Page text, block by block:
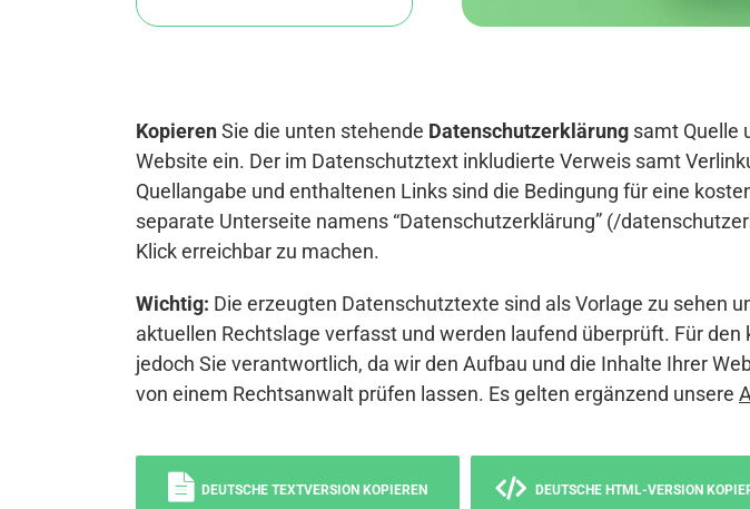
KopierenSie die unten stehende Datenschutzerklärung samt Quelle
Website ein. Der im Datenschutztext inkludierte Verweis samt
Quellangabe und enthaltenen Links sind die Bedingung für eine
separate Unterseite namens “Datenschutzerklärung” (/
Klick erreichbar zu machen.
Wichtig: Die erzeugten Datenschutztexte sind als Vorlage zu sehen
aktuellen Rechtslage verfasst und werden laufend überprüft. Für
jedoch Sie verantwortlich, da wir den Aufbau und die Inhalte Ihrer
von einem Rechtsanwalt prüfen lassen. Es gelten ergänzend unsere
DEUTSCHE TEXTVERSION KOPIEREN DEUTSCHE HTML-VERSION